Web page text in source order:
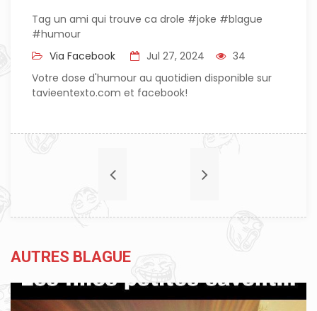
Tag un ami qui trouve ca drole #joke #blague
#humour
Via Facebook
Jul 27, 2024
34
Votre dose d'humour au quotidien disponible sur
tavieentexto.com et facebook!
AUTRES BLAGUE